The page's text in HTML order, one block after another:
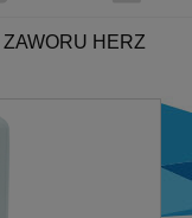
HERZ